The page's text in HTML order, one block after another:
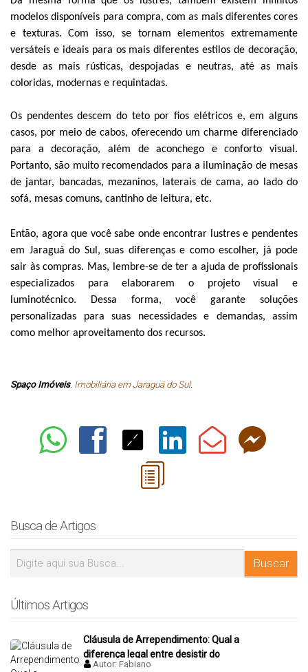
modelos disponíveis para compra, com as mais diferentes cores
e texturas. Com isso, se tornam elementos extremamente
versáteis e ideais para os mais diferentes estilos de decoração,
desde as mais rústicas, despojadas e neutras, até as mais
coloridas, modernas e requintadas.
Os pendentes descem do teto por fios elétricos e, em alguns
casos, por meio de cabos, oferecendo um charme diferenciado
para a decoração, além de aconchego e conforto visual.
Portanto, são muito recomendados para a iluminação de mesas
de jantar, bancadas, mezaninos, laterais de cama, ao lado do
sofá, mesas comuns, cantinho de leitura, etc.
Então, agora que você sabe onde encontrar lustres e pendentes
em Jaraguá do Sul, suas diferenças e como escolher, já pode
sair às compras. Mas, lembre-se de ter a ajuda de profissionais
especializados para elaborarem o projeto visual e
luminotécnico. Dessa forma, você garante soluções
personalizadas para suas necessidades e demandas, assim
como melhor aproveitamento dos recursos.
Spaço Imóveis. Imobiliária em Jaraguá do Sul.
Busca de Artigos
Últimos Artigos
Cláusula de Arrependimento: Qual a
diferença legal entre desistir do
negócio antes e depois da assinatura
Autor: Fabiano